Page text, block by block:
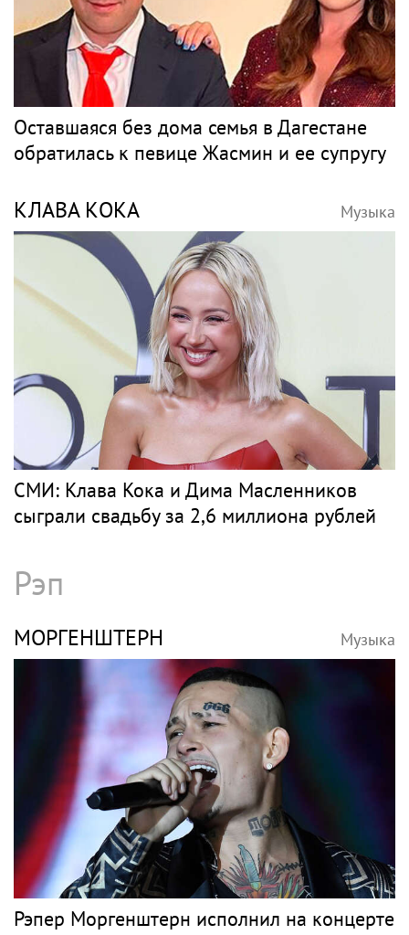
"Четыре жизни Петра Мамонова" покажут
в кино
ЖАСМИН Музыка
Оставшаяся без дома семья в Дагестане
обратилась к певице Жасмин и ее супругу
КЛАВА КОКА